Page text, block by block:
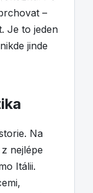
–
Je to jeden
jinde
Na
nejlépe
Itálii.